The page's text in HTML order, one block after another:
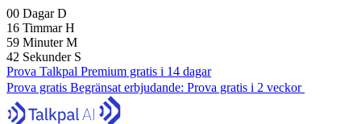
00 DagarD
16 TimmarH
59 MinuterM
41 Sekunder S
Prova Talkpal Premium gratis i 14 dagar
Prova gratis Begränsat erbjudande: Prova gratis i 2 veckor